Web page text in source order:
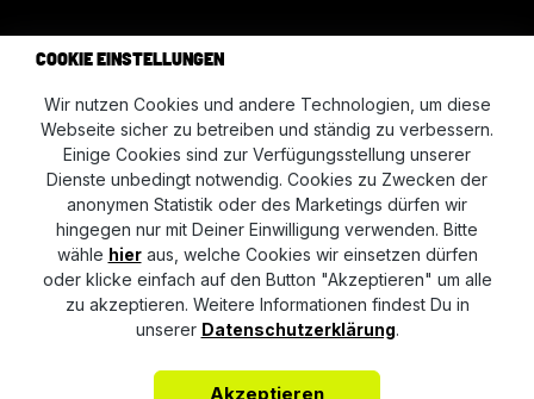
COOKIE EINSTELLUNGEN
Wir nutzen Cookies und andere Technologien, um diese
Webseite sicher zu betreiben und ständig zu verbessern.
Einige Cookies sind zur Verfügungsstellung unserer
Dienste unbedingt notwendig. Cookies zu Zwecken der
anonymen Statistik oder des Marketings dürfen wir
hingegen nur mit Deiner Einwilligung verwenden. Bitte
wähle hieraus, welche Cookies wir einsetzen dürfen
oder klicke einfach auf den Button "Akzeptieren" um alle
zu akzeptieren. Weitere Informationen findest Du in
unserer Datenschutzerklärung.
Akzeptieren